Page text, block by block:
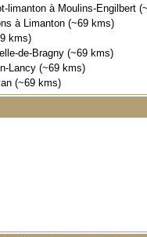
limanton à Moulins-Engilbert
à Limanton (~69 kms)
kms)
de-Bragny (~69 kms)
Lancy (~69 kms)
(~69 kms)